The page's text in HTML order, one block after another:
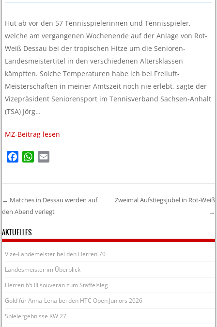
Hut ab vor den 57 Tennisspielerinnen und Tennisspieler,
welche am vergangenen Wochenende auf der Anlage von Rot-
Weiß Dessau bei der tropischen Hitze um die Senioren-
Landesmeistertitel in den verschiedenen Altersklassen
kämpften. Solche Temperaturen habe ich bei Freiluft-
Meisterschaften in meiner Amtszeit noch nie erlebt, sagte der
Vizepräsident Seniorensport im Tennisverband Sachsen-Anhalt
(TSA) Jörg…
MZ-Beitrag lesen
b
o
o
k
W
s
A
p
l
Post navigation
← Matches in Dessau werden auf
den Abend verlegt
Zweimal Aufstiegsjubel in Rot-Weiß
→
AKTUELLES
Vize-Landemeister bei den Herren 70
Landesmeister im Überblick
Herren 65 III souverän zum Staffelsieg
Gold für Anna-Lena bei den HTC Open Juniors 2026
Spielergebnisse KW 27